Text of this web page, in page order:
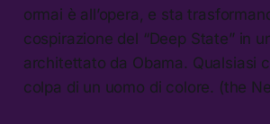
ormai è all’opera, e sta
cospirazione del “Deep State” in
architettato da Obama. Qualsiasi
colpa di un uomo di colore. (the